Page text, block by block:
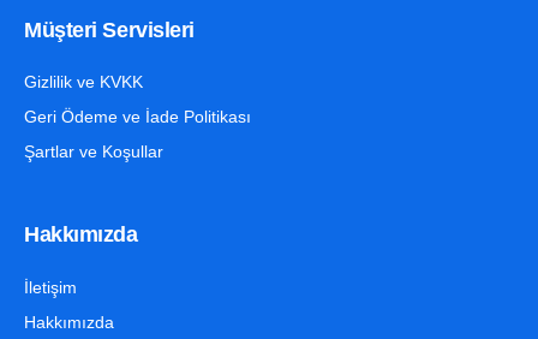
Müşteri Servisleri
Gizlilik ve KVKK
Geri Ödeme ve İade Politikası
Şartlar ve Koşullar
Hakkımızda
İletişim
Hakkımızda